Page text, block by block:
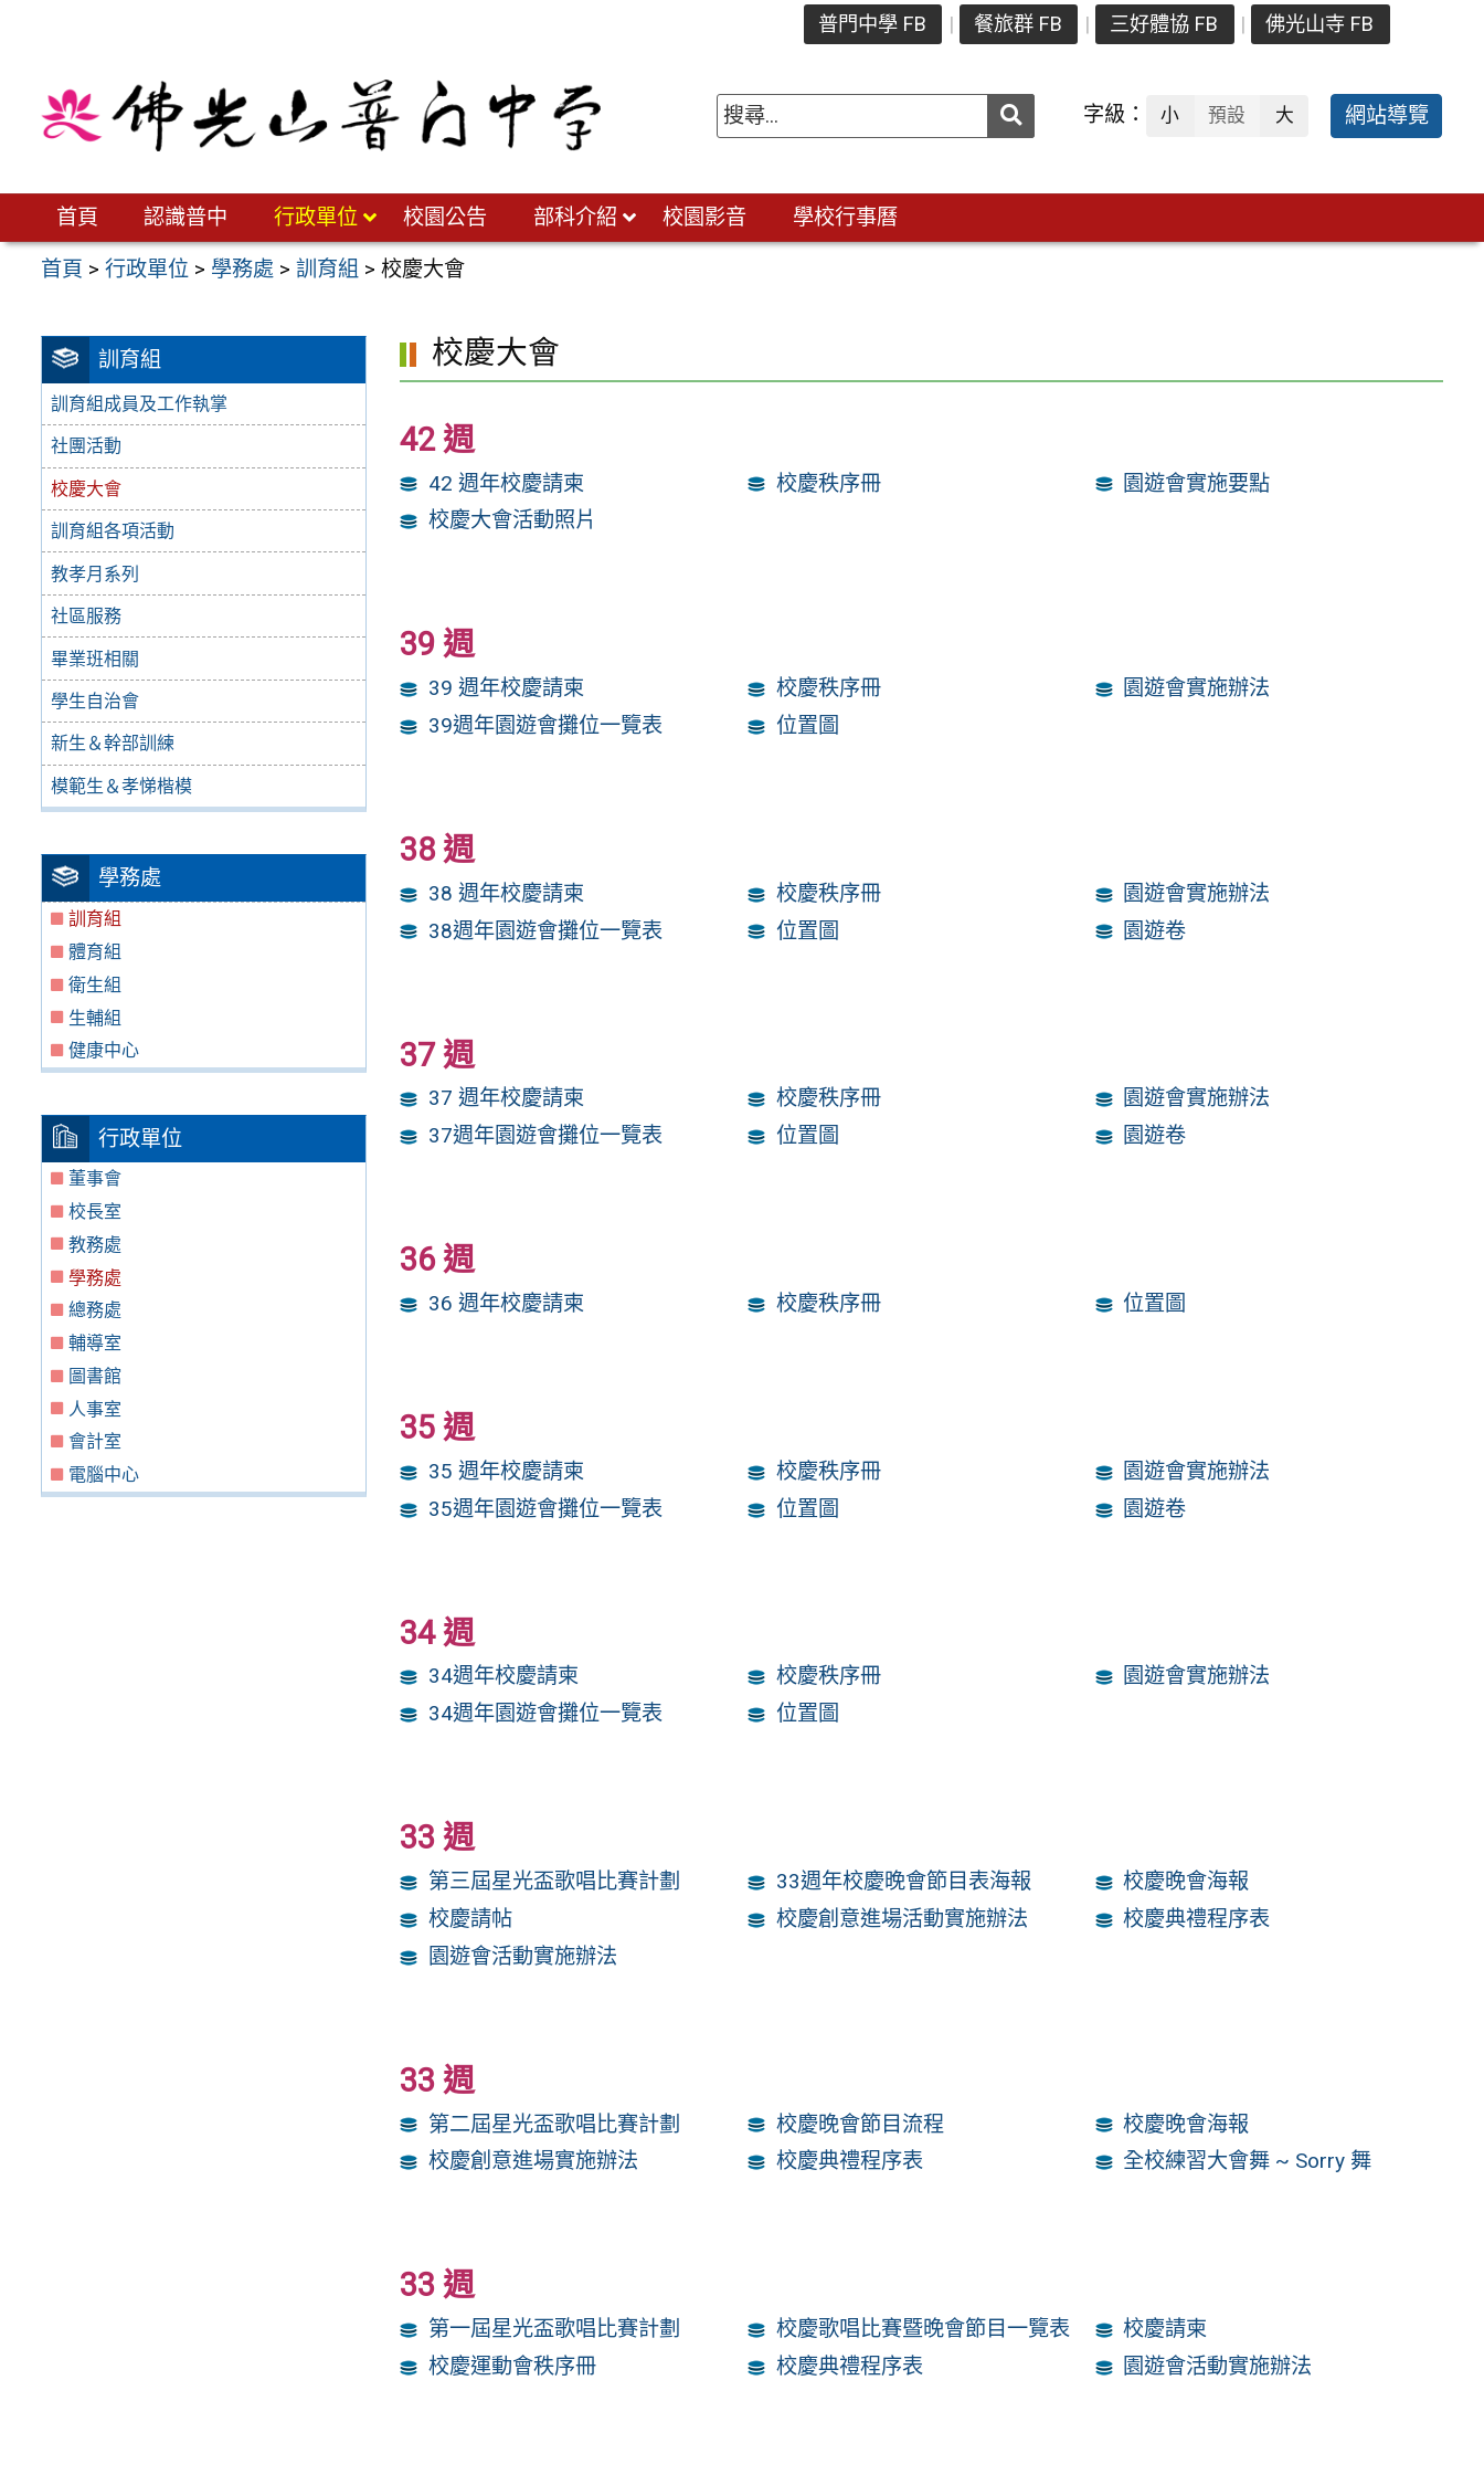
普門中學 FB 餐旅群 FB 三好體協 FB 佛光山寺 FB
送出 字級： 小 預設 大 網站導覽
首頁 認識普中 行政單位 校園公告 部科介紹 校園影音 學校行事曆
首頁 >行政單位 > 學務處 >訓育組 >校慶大會
訓育組
訓育組成員及工作執掌
社團活動
校慶大會
訓育組各項活動
教孝月系列
社區服務
畢業班相關
學生自治會
新生＆幹部訓練
模範生＆孝悌楷模
學務處
訓育組
體育組
衛生組
生輔組
健康中心
行政單位
董事會
校長室
教務處
學務處
總務處
輔導室
圖書館
人事室
會計室
電腦中心
校慶大會
42 週
42 週年校慶請柬 校慶秩序冊
園遊會實施要點
校慶大會活動照片
39 週
39 週年校慶請柬 校慶秩序冊
園遊會實施辦法
39週年園遊會攤位一覽表
位置圖
38 週
38 週年校慶請柬 校慶秩序冊
園遊會實施辦法
38週年園遊會攤位一覽表
位置圖 園遊卷
37 週
37 週年校慶請柬 校慶秩序冊
園遊會實施辦法
37週年園遊會攤位一覽表
位置圖 園遊卷
36 週
36 週年校慶請柬 校慶秩序冊 位置圖
35 週
35 週年校慶請柬 校慶秩序冊
園遊會實施辦法
35週年園遊會攤位一覽表
位置圖 園遊卷
34 週
34週年校慶請柬 校慶秩序冊
園遊會實施辦法
34週年園遊會攤位一覽表
位置圖
33 週
第三屆星光盃歌唱比賽計劃 33週年校慶晚會節目表海報
校慶晚會海報
校慶請帖
校慶創意進場活動實施辦法
校慶典禮程序表
園遊會活動實施辦法
33 週
第二屆星光盃歌唱比賽計劃 校慶晚會節目流程
校慶晚會海報
校慶創意進場實施辦法
校慶典禮程序表 全校練習大會舞 ~ Sorry 舞
33 週
第一屆星光盃歌唱比賽計劃 校慶歌唱比賽暨晚會節目一覽表
校慶請柬
校慶運動會秩序冊
校慶典禮程序表 園遊會活動實施辦法